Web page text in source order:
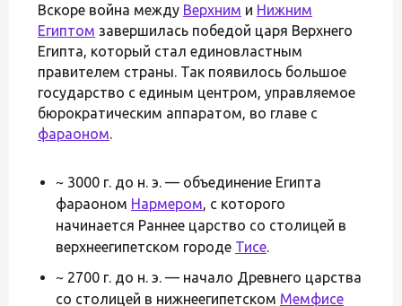
Вскоре война между Верхним и Нижним
Египтом завершилась победой царя Верхнего
Египта, который стал единовластным
правителем страны. Так появилось большое
государство с единым центром, управляемое
бюрократическим аппаратом, во главе с
фараоном.
~ 3000 г. до н. э. — объединение Египта
фараоном Нармером, с которого
начинается Раннее царство со столицей в
верхнеегипетском городе Тисе.
~ 2700 г. до н. э. — начало Древнего царства
со столицей в нижнеегипетском Мемфисе